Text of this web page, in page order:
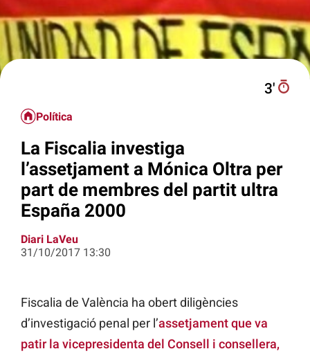
3′
Política
La Fiscalia investiga
l’assetjament a Mónica Oltra per
part de membres del partit ultra
España 2000
Diari LaVeu
31/10/2017 13:30
Fiscalia de València ha obert diligències
d’investigació penal per l’assetjament que va
patir la vicepresidenta del Consell i consellera,